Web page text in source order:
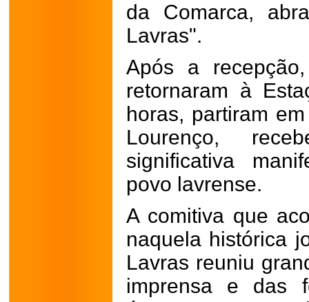
da Comarca,
Lavras".
Após a
retornaram à
horas, partiram
Lourenço,
significativa
povo lavrense.
A comitiva que
naquela histórica
Lavras reuniu
imprensa e das